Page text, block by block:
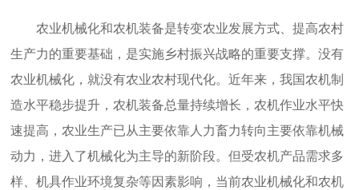
农业机械化和农机装备是转变农业发展方式、提高农村
生产力的重要基础，是实施乡村振兴战略的重要支撑。没有
农业机械化，就没有农业农村现代化。近年来，我国农机制
造水平稳步提升，农机装备总量持续增长，农机作业水平快
速提高，农业生产已从主要依靠人力畜力转向主要依靠机械
动力，进入了机械化为主导的新阶段。但受农机产品需求多
样、机具作业环境复杂等因素影响，当前农业机械化和农机